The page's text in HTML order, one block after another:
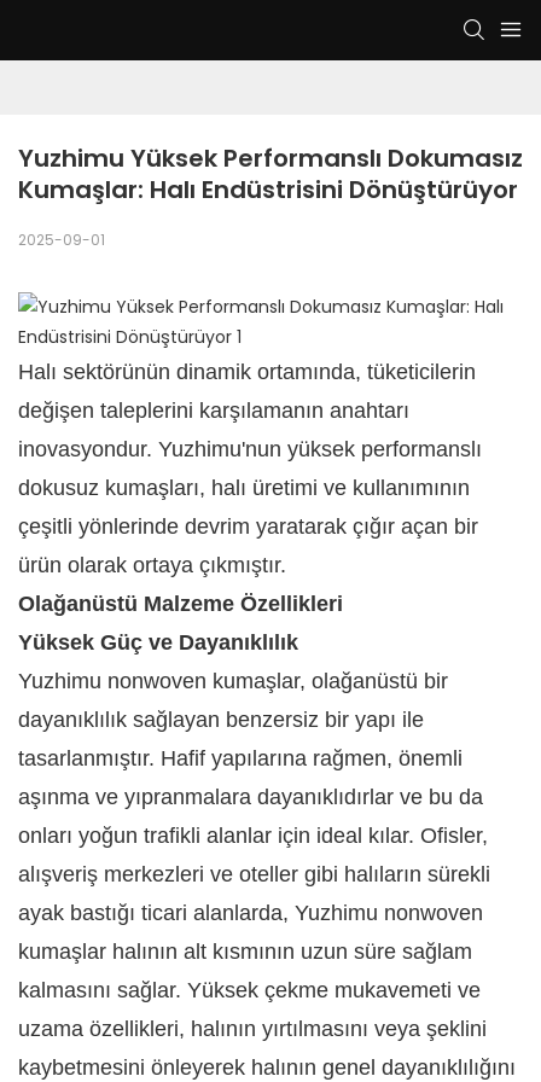
Yuzhimu Yüksek Performanslı Dokumasız
Kumaşlar: Halı Endüstrisini Dönüştürüyor
2025-09-01
Halı sektörünün dinamik ortamında, tüketicilerin
değişen taleplerini karşılamanın anahtarı
inovasyondur. Yuzhimu'nun yüksek performanslı
dokusuz kumaşları, halı üretimi ve kullanımının
çeşitli yönlerinde devrim yaratarak çığır açan bir
ürün olarak ortaya çıkmıştır.
Olağanüstü Malzeme Özellikleri​
Yüksek Güç ve Dayanıklılık​
Yuzhimu nonwoven kumaşlar, olağanüstü bir
dayanıklılık sağlayan benzersiz bir yapı ile
tasarlanmıştır. Hafif yapılarına rağmen, önemli
aşınma ve yıpranmalara dayanıklıdırlar ve bu da
onları yoğun trafikli alanlar için ideal kılar. Ofisler,
alışveriş merkezleri ve oteller gibi halıların sürekli
ayak bastığı ticari alanlarda, Yuzhimu nonwoven
kumaşlar halının alt kısmının uzun süre sağlam
kalmasını sağlar. Yüksek çekme mukavemeti ve
uzama özellikleri, halının yırtılmasını veya şeklini
kaybetmesini önleyerek halının genel dayanıklılığını